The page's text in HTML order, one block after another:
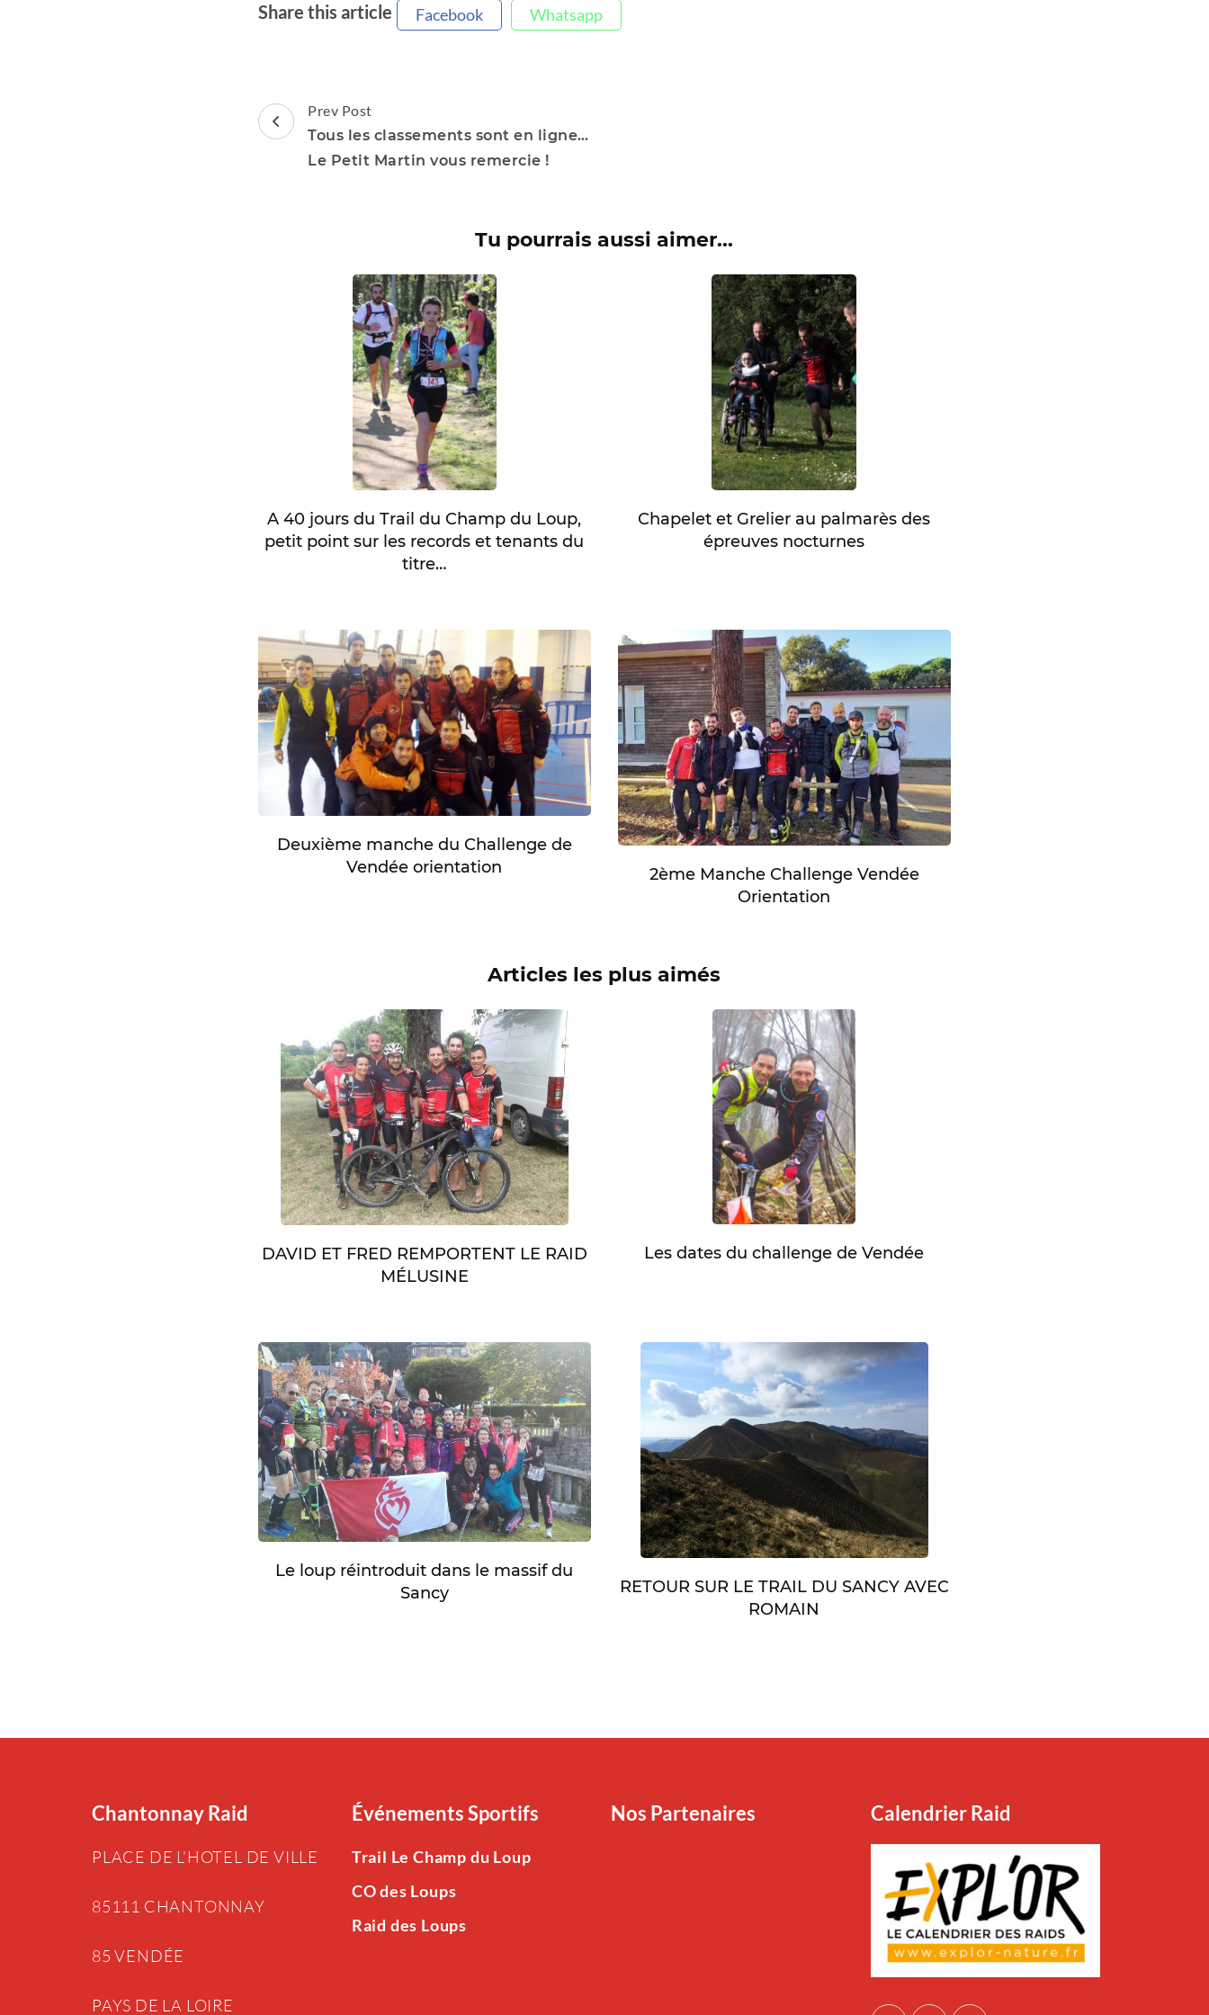
Share this article Facebook Whatsapp
Post
Navigation
Prev Post
Tous les classements sont en ligne…
Le Petit Martin vous remercie !
Tu pourrais aussi aimer...
A 40 jours du Trail du Champ du Loup,
petit point sur les records et tenants du
titre…
Chapelet et Grelier au palmarès des
épreuves nocturnes
Deuxième manche du Challenge de
Vendée orientation
2ème Manche Challenge Vendée
Orientation
Articles les plus aimés
DAVID ET FRED REMPORTENT LE RAID
MÉLUSINE
Les dates du challenge de Vendée
Le loup réintroduit dans le massif du
Sancy
RETOUR SUR LE TRAIL DU SANCY AVEC
ROMAIN
Chantonnay Raid
PLACE DE L’HOTEL DE VILLE
85111 CHANTONNAY
85 VENDÉE
PAYS DE LA LOIRE
Événements Sportifs
Trail Le Champ du Loup
CO des Loups
Raid des Loups
Nos Partenaires Calendrier Raid